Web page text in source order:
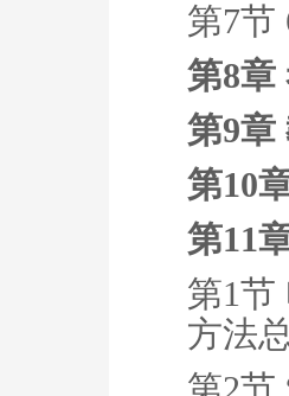
第7节
第8章
第9章
第10
第11
第1节
方法